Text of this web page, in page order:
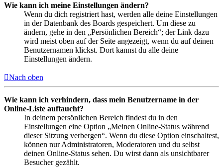
Wie kann ich meine Einstellungen ändern?
Wenn du dich registriert hast, werden alle deine Einstellungen
in der Datenbank des Boards gespeichert. Um diese zu
ändern, gehe in den „Persönlichen Bereich“; der Link dazu
wird meist oben auf der Seite angezeigt, wenn du auf deinen
Benutzernamen klickst. Dort kannst du alle deine
Einstellungen ändern.
Nach oben
Wie kann ich verhindern, dass mein Benutzername in der
Online-Liste auftaucht?
In deinem persönlichen Bereich findest du in den
Einstellungen eine Option „Meinen Online-Status während
dieser Sitzung verbergen“. Wenn du diese Option einschaltest,
können nur Administratoren, Moderatoren und du selbst
deinen Online-Status sehen. Du wirst dann als unsichtbarer
Besucher gezählt.